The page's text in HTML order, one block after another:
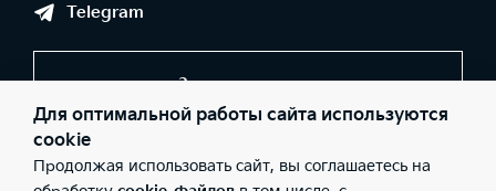
Telegram
Заказать звонок
© 2026 Юридические лица ООО "Оскольская автомобильная
компания" (Фактический адрес: г. Старый Оскол, проспект
Для оптимальной работы сайта используются
cookie
Продолжая использовать сайт, вы соглашаетесь на